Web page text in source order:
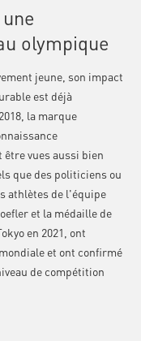
olympique
jeune, son impact
est déjà
la marque
vues aussi bien
que des politiciens ou
athlètes de l'équipe
et la médaille de
en 2021, ont
et ont confirmé
de compétition